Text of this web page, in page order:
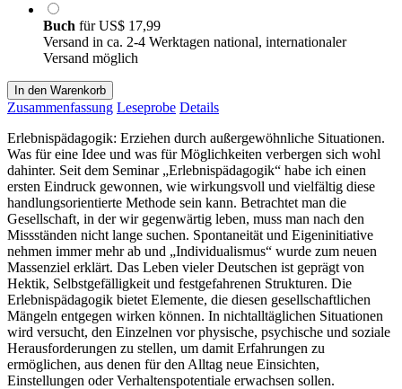
Buch fürUS$ 17,99
Versand in ca. 2-4 Werktagen national, internationaler
Versand möglich
In den Warenkorb
Zusammenfassung Leseprobe Details
Erlebnispädagogik: Erziehen durch außergewöhnliche Situationen.
Was für eine Idee und was für Möglichkeiten verbergen sich wohl
dahinter. Seit dem Seminar „Erlebnispädagogik“ habe ich einen
ersten Eindruck gewonnen, wie wirkungsvoll und vielfältig diese
handlungsorientierte Methode sein kann. Betrachtet man die
Gesellschaft, in der wir gegenwärtig leben, muss man nach den
Missständen nicht lange suchen. Spontaneität und Eigeninitiative
nehmen immer mehr ab und „Individualismus“ wurde zum neuen
Massenziel erklärt. Das Leben vieler Deutschen ist geprägt von
Hektik, Selbstgefälligkeit und festgefahrenen Strukturen. Die
Erlebnispädagogik bietet Elemente, die diesen gesellschaftlichen
Mängeln entgegen wirken können. In nichtalltäglichen Situationen
wird versucht, den Einzelnen vor physische, psychische und soziale
Herausforderungen zu stellen, um damit Erfahrungen zu
ermöglichen, aus denen für den Alltag neue Einsichten,
Einstellungen oder Verhaltenspotentiale erwachsen sollen.